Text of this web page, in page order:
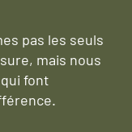
pas les seuls
mais nous
font